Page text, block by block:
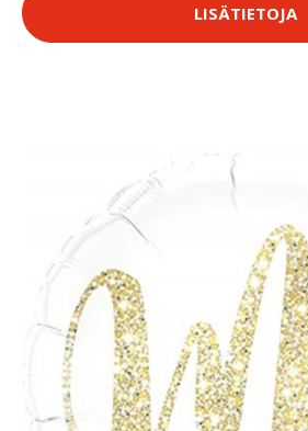
LISÄTIETOJA